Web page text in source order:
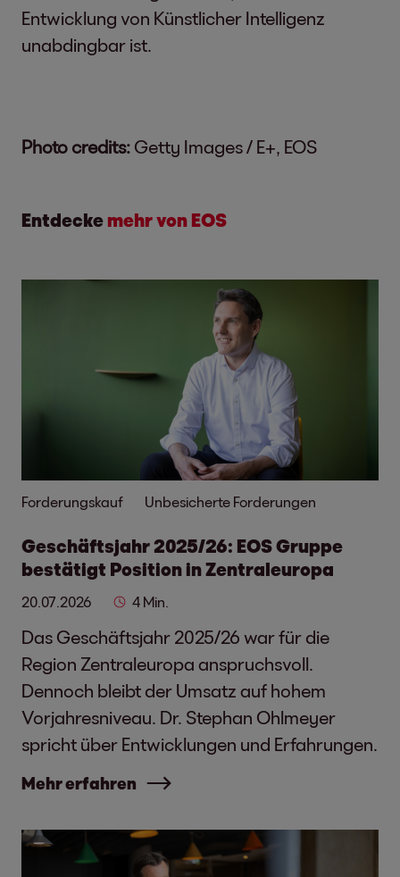
Entwicklung von Künstlicher Intelligenz
unabdingbar ist.
Photo credits: Getty Images / E+, EOS
Entdecke mehr von EOS
Forderungskauf Unbesicherte Forderungen
Geschäftsjahr 2025/26: EOS Gruppe
bestätigt Position in Zentraleuropa
20.07.2026 4 Min.
Das Geschäftsjahr 2025/26 war für die
Region Zentraleuropa anspruchsvoll.
Dennoch bleibt der Umsatz auf hohem
Vorjahresniveau. Dr. Stephan Ohlmeyer
spricht über Entwicklungen und Erfahrungen.
Mehr erfahren